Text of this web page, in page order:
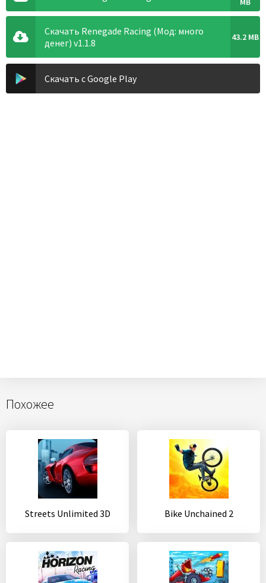
Скачать Renegade Racing (Мод: много
денег) v1.1.8
43.2 MB
Скачать с Google Play
Похожее
Streets Unlimited 3D Bike Unchained 2